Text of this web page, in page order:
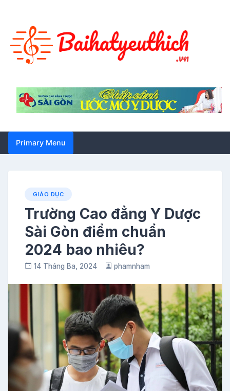
content
Primary Menu
GIÁO DỤC
Trường Cao đẳng Y Dược
Sài Gòn điểm chuẩn
2024 bao nhiêu?
14 Tháng Ba, 2024 phamnham